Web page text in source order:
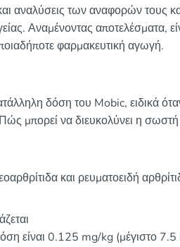
των αναφορών τους
Αναμένοντας αποτελέσματα,
φαρμακευτική αγωγή.
δόση του Mobic, ειδικά
Πώς μπορεί να διευκολύνει η
και ρευματοειδή
είναι 0.125 mg/kg (μέγιστο